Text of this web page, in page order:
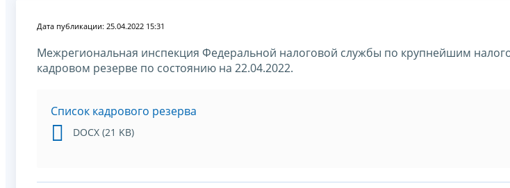
Дата публикации: 25.04.2022 15:31
Межрегиональная инспекция Федеральной налоговой службы по крупнейшим
кадровом резерве по состоянию на 22.04.2022.
Список кадрового резерва
DOCX (21 KB)